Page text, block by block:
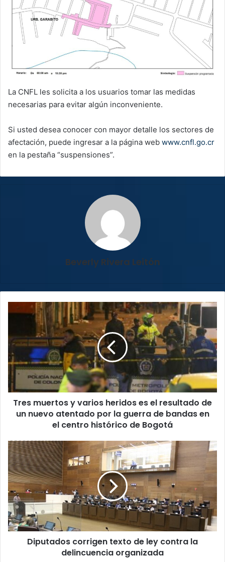
La CNFL les solicita a los usuarios tomar las medidas
necesarias para evitar algún inconveniente.
Si usted desea conocer con mayor detalle los sectores de
afectación, puede ingresar a la página web www.cnfl.go.cr
en la pestaña “suspensiones”.
Beverly Rivera Leitón
Tres
muertos
varios
heridos
es
resultado
de
un
nuevo
la
guerra
de
bandas
en
el
centro
histórico
de
Bogotá
Tres muertos y varios heridos es el resultado de
un nuevo atentado por la guerra de bandas en
el centro histórico de Bogotá
Diputados
corrigen
texto
de
ley
contra
la
delincuencia
organizada
Diputados corrigen texto de ley contra la
delincuencia organizada